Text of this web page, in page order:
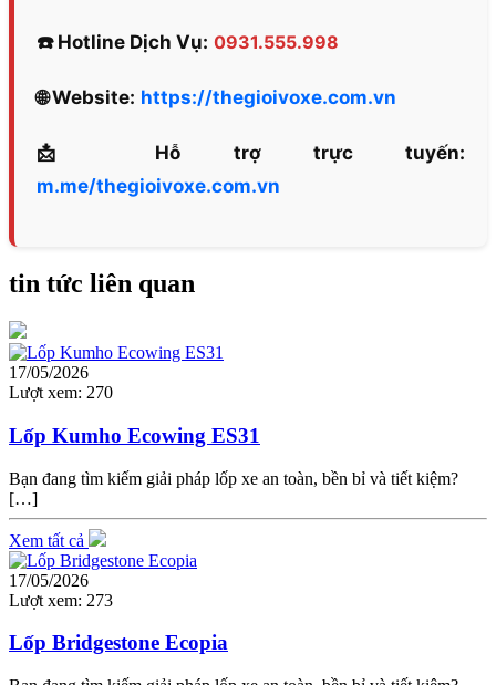
☎️ Hotline Dịch Vụ: 0931.555.998
🌐 Website: https://thegioivoxe.com.vn
📩 Hỗ trợ trực tuyến:
m.me/thegioivoxe.com.vn
tin tức liên quan
17/05/2026
Lượt xem: 270
Lốp Kumho Ecowing ES31
Bạn đang tìm kiếm giải pháp lốp xe an toàn, bền bỉ và tiết kiệm?
[…]
Xem tất cả
17/05/2026
Lượt xem: 273
Lốp Bridgestone Ecopia